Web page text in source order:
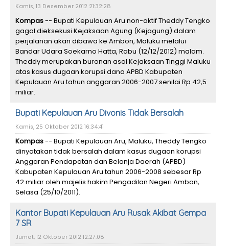
Kamis, 13 Desember 2012 21:32:28
Kompas-- Bupati Kepulauan Aru non-aktif Theddy Tengko
gagal dieksekusi Kejaksaan Agung (Kejagung) dalam
perjalanan akan dibawa ke Ambon, Maluku melalui
Bandar Udara Soekarno Hatta, Rabu (12/12/2012) malam.
Theddy merupakan buronan asal Kejaksaan Tinggi Maluku
atas kasus dugaan korupsi dana APBD Kabupaten
Kepulauan Aru tahun anggaran 2006-2007 senilai Rp 42,5
miliar.
Bupati Kepulauan Aru Divonis Tidak Bersalah
Kamis, 25 Oktober 2012 16:34:41
Kompas-- Bupati Kepulauan Aru, Maluku, Theddy Tengko
dinyatakan tidak bersalah dalam kasus dugaan korupsi
Anggaran Pendapatan dan Belanja Daerah (APBD)
Kabupaten Kepulauan Aru tahun 2006-2008 sebesar Rp
42 miliar oleh majelis hakim Pengadilan Negeri Ambon,
Selasa (25/10/2011).
Kantor Bupati Kepulauan Aru Rusak Akibat Gempa
7 SR
Jumat, 12 Oktober 2012 12:27:08